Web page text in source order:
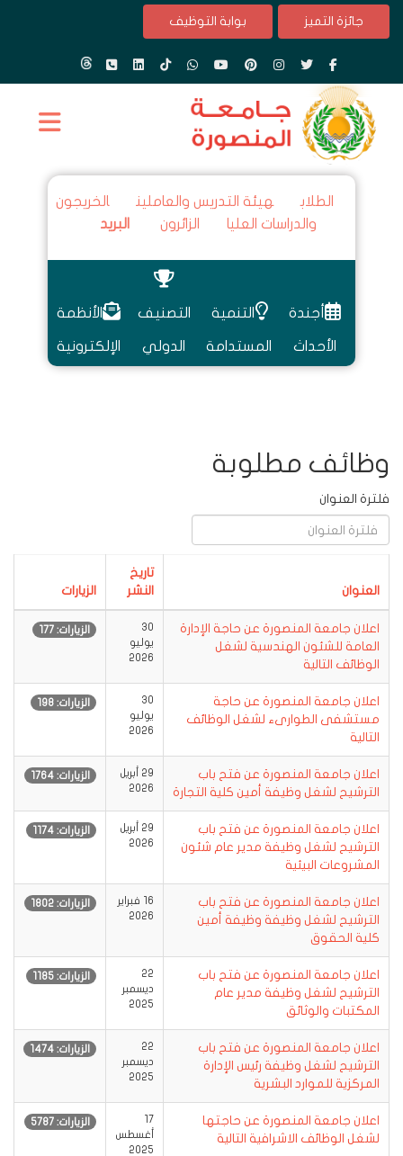
جائزة التميز بوابة التوظيف
الطلاب هيئة التدريس والعاملين
الخريجون
والدراسات العليا
الزائرون البريد
أجندة
الأحداث
التنمية
المستدامة
التصنيف
الدولي
الأنظمة
الإلكترونية
وظائف مطلوبة
فلترة العنوان
العنوان
تاريخ
النشر
الزيارات
اعلان جامعة المنصورة عن حاجة الإدارة
العامة للشئون الهندسية لشغل
الوظائف التالية
30
يوليو
2026
الزيارات: 177
اعلان جامعة المنصورة عن حاجة
مستشفى الطوارىء لشغل الوظائف
التالية
30
يوليو
2026
الزيارات: 198
اعلان جامعة المنصورة عن فتح باب
الترشيح لشغل وظيفة أمين كلية التجارة
29 أبريل
2026
الزيارات: 1764
اعلان جامعة المنصورة عن فتح باب
الترشيح لشغل وظيفة مدير عام شئون
المشروعات البيئية
29 أبريل
2026
الزيارات: 1174
اعلان جامعة المنصورة عن فتح باب
الترشيح لشغل وظيفة وظيفة أمين
كلية الحقوق
16 فبراير
2026
الزيارات: 1802
اعلان جامعة المنصورة عن فتح باب
الترشيح لشغل وظيفة مدير عام
المكتبات والوثائق
22
ديسمبر
2025
الزيارات: 1185
اعلان جامعة المنصورة عن فتح باب
الترشيح لشغل وظيفة رئيس الإدارة
المركزية للموارد البشرية
22
ديسمبر
2025
الزيارات: 1474
اعلان جامعة المنصورة عن حاجتها
لشغل الوظائف الاشرافية التالية
17
أغسطس
2025
الزيارات: 5787